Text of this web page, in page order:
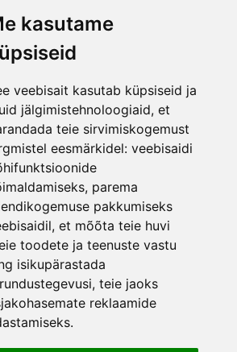
kasutame
veebisait kasutab küpsiseid ja
jälgimistehnoloogiaid, et
teie sirvimiskogemust
eesmärkidel: veebisaidi
, parema
pakkumiseks
, et mõõta teie huvi
toodete ja teenuste vastu
isikupärastada
, teie jaoks
reklaamide
.
рассылку, вы соглашаетесь с нашей
Вы можете отписаться в
любое время.